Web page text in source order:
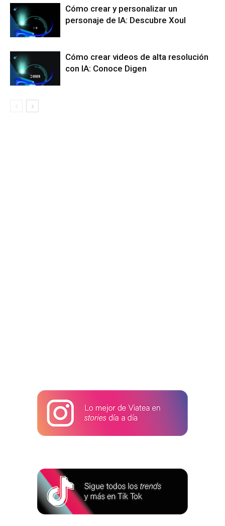
Cómo crear y personalizar un
personaje de IA: Descubre Xoul
Cómo crear videos de alta resolución
con IA: Conoce Digen